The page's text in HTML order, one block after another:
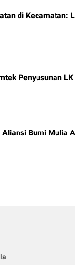
di Kecamatan:
Penyusunan LK
Bumi Mulia